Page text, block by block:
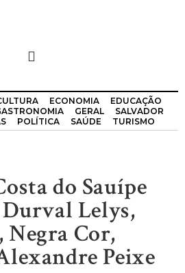
ECONOMIA
EDUCAÇÃO
GERAL
SALVADOR
POLÍTICA SAÚDE TURISMO
do Sauípe
Lelys,
Cor,
Peixe